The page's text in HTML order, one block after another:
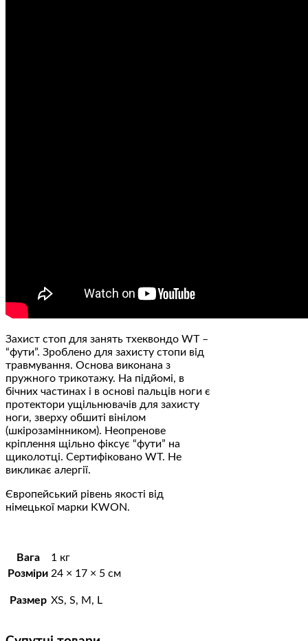
Захист стоп для занять тхеквондо WT –
“фути”. Зроблено для захисту стопи від
травмування. Основа виконана з
пружного трикотажу. На підйомі, в
бічних частинах і в основі пальців ноги є
протектори ущільнювачів для захисту
ноги, зверху обшиті вінілом
(шкірозамінником). Неопренове
кріплення щільно фіксує “фути” на
щиколотці. Сертифіковано WT. Не
викликає алергії.
Європейський рівень якості від
німецької марки KWON.
Вага
1 кг
Розміри 24 × 17 × 5 см
Размер XS, S, M, L